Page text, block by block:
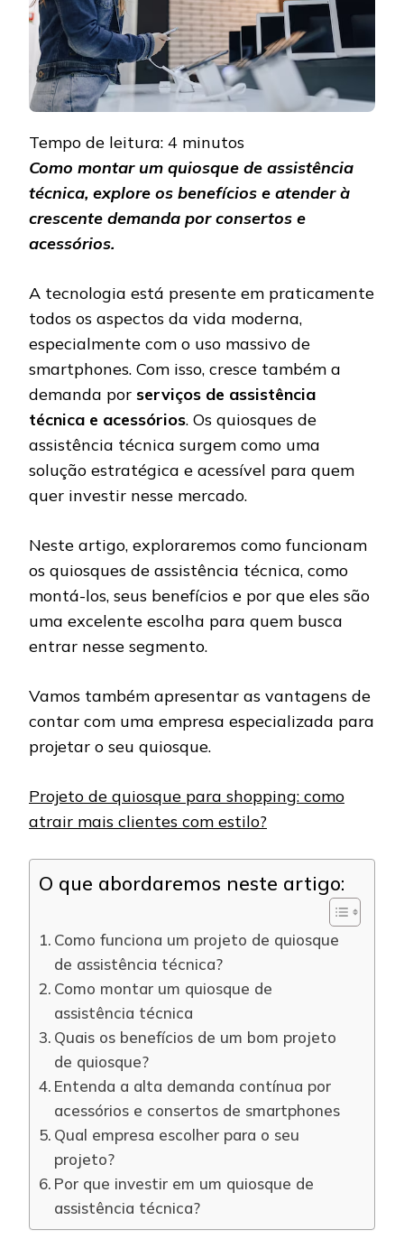
NO
MERCADO
DE
SMARTPHONES
Tempo de leitura: 4 minutos
Como montar um quiosque de assistência
técnica, explore os benefícios e atender à
crescente demanda por consertos e
acessórios.
A tecnologia está presente em praticamente
todos os aspectos da vida moderna,
especialmente com o uso massivo de
smartphones. Com isso, cresce também a
demanda por serviços de assistência
técnica e acessórios. Os quiosques de
assistência técnica surgem como uma
solução estratégica e acessível para quem
quer investir nesse mercado.
Neste artigo, exploraremos como funcionam
os quiosques de assistência técnica, como
montá-los, seus benefícios e por que eles são
uma excelente escolha para quem busca
entrar nesse segmento.
Vamos também apresentar as vantagens de
contar com uma empresa especializada para
projetar o seu quiosque.
Projeto de quiosque para shopping: como
atrair mais clientes com estilo?
O que abordaremos neste artigo:
Como funciona um projeto de quiosque
de assistência técnica?
Como montar um quiosque de
assistência técnica
Quais os benefícios de um bom projeto
de quiosque?
Entenda a alta demanda contínua por
acessórios e consertos de smartphones
Qual empresa escolher para o seu
projeto?
Por que investir em um quiosque de
assistência técnica?